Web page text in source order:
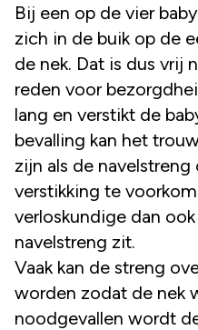
Bij een op de vier
zich in de buik op de
de nek. Dat is dus vrij
reden voor
lang en verstikt de
bevalling kan het
zijn als de
verstikking te
verloskundige dan
navelstreng zit.
Vaak kan de streng
worden zodat de nek
noodgevallen wordt